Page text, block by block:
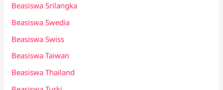
Beasiswa Srilangka
Beasiswa Swedia
Beasiswa Swiss
Beasiswa Taiwan
Beasiswa Thailand